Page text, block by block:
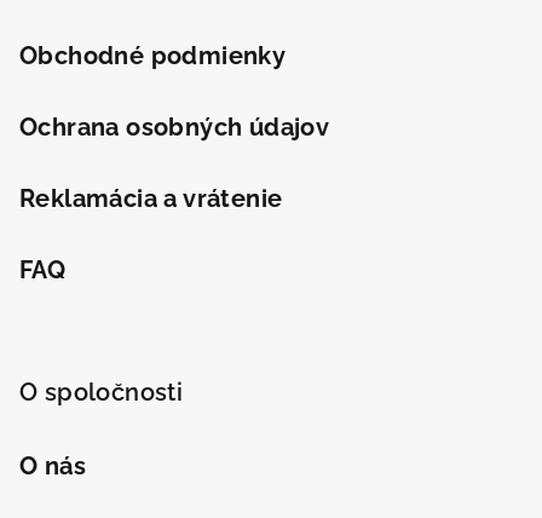
Obchodné podmienky
Ochrana osobných údajov
Reklamácia a vrátenie
FAQ
O spoločnosti
O nás